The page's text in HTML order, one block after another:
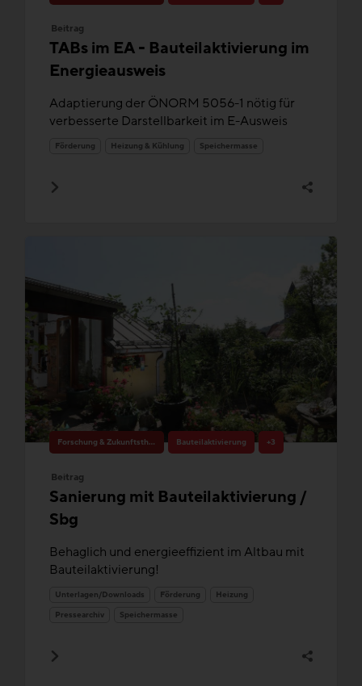
Beitrag
TABs im EA - Bauteilaktivierung im
Energieausweis
Adaptierung der ÖNORM 5056-1 nötig für
verbesserte Darstellbarkeit im E-Ausweis
Förderung Heizung & Kühlung Speichermasse
Forschung & Zukunftsthemen Bauteilaktivierung +3
Beitrag
Sanierung mit Bauteilaktivierung /
Sbg
Behaglich und energieeffizient im Altbau mit
Bauteilaktivierung!
Unterlagen/Downloads Förderung
Heizung
Pressearchiv
Speichermasse